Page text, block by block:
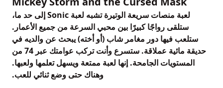
لعبة منصات سريعة الوتيرة تشبه لعبة Sonic إلى حد ما،
ستلقى رواجًا كبيرًا بين محبي السرعة من جميع الأعمار.
ستلعب فيها دور مغامر شاب (أو أخته) يبحث عن والديه في
حديقة مائية عملاقة. ستسرع وأنت تركب عوامتك عبر 74 من
المستويات الجامحة. إنها لعبة ممتعة ويسهل تعلمها ولعبها.
وهناك حتى وضع ثنائي للعب.